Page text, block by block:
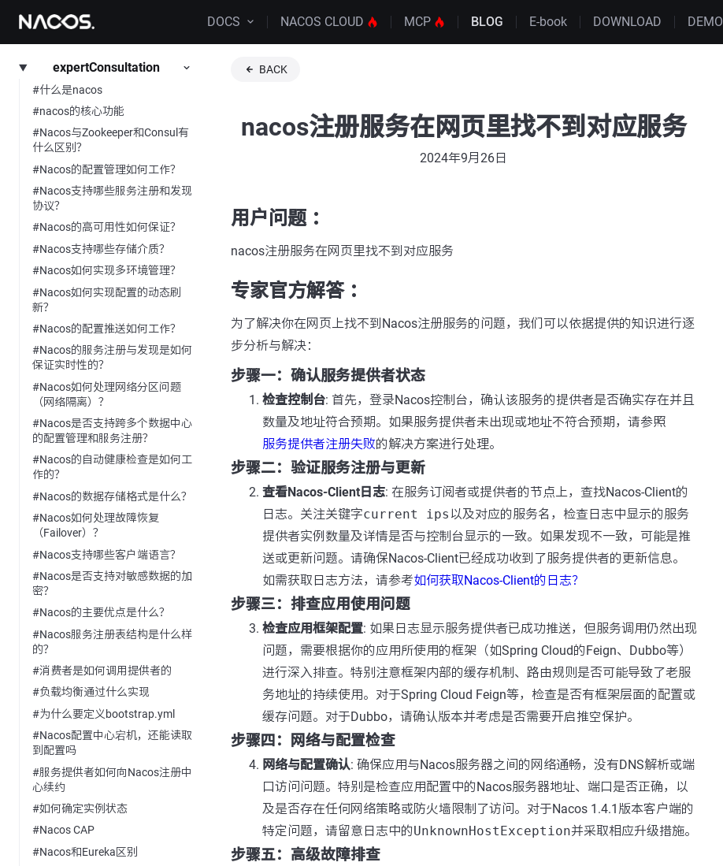
DOCS NACOS CLOUD MCP BLOG E-book DOWNLOAD DEMO
expertConsultation
#什么是nacos
#nacos的核心功能
#Nacos与Zookeeper和Consul有
什么区别？
#Nacos的配置管理如何工作？
#Nacos支持哪些服务注册和发现
协议？
#Nacos的高可用性如何保证？
#Nacos支持哪些存储介质？
#Nacos如何实现多环境管理？
#Nacos如何实现配置的动态刷
新？
#Nacos的配置推送如何工作？
#Nacos的服务注册与发现是如何
保证实时性的？
#Nacos如何处理网络分区问题
（网络隔离）？
#Nacos是否支持跨多个数据中心
的配置管理和服务注册？
#Nacos的自动健康检查是如何工
作的？
#Nacos的数据存储格式是什么？
#Nacos如何处理故障恢复
（Failover）？
#Nacos支持哪些客户端语言？
#Nacos是否支持对敏感数据的加
密？
#Nacos的主要优点是什么？
#Nacos服务注册表结构是什么样
的？
#消费者是如何调用提供者的
#负载均衡通过什么实现
#为什么要定义bootstrap.yml
#Nacos配置中心宕机，还能读取
到配置吗
#服务提供者如何向Nacos注册中
心续约
#如何确定实例状态
#Nacos CAP
#Nacos和Eureka区别
BACK
nacos注册服务在网页里找不到对应服务
2024年9月26日
用户问题 ：
nacos注册服务在网页里找不到对应服务
专家官方解答 ：
为了解决你在网页上找不到Nacos注册服务的问题，我们可以依据提供的知识进行逐
步分析与解决：
步骤一：确认服务提供者状态
检查控制台: 首先，登录Nacos控制台，确认该服务的提供者是否确实存在并且
数量及地址符合预期。如果服务提供者未出现或地址不符合预期，请参照
服务提供者注册失败的解决方案进行处理。
步骤二：验证服务注册与更新
查看Nacos-Client日志: 在服务订阅者或提供者的节点上，查找Nacos-Client的
日志。关注关键字current ips 以及对应的服务名，检查日志中显示的服务
提供者实例数量及详情是否与控制台显示的一致。如果发现不一致，可能是推
送或更新问题。请确保Nacos-Client已经成功收到了服务提供者的更新信息。
如需获取日志方法，请参考如何获取Nacos-Client的日志？
步骤三：排查应用使用问题
检查应用框架配置: 如果日志显示服务提供者已成功推送，但服务调用仍然出现
问题，需要根据你的应用所使用的框架（如Spring Cloud的Feign、Dubbo等）
进行深入排查。特别注意框架内部的缓存机制、路由规则是否可能导致了老服
务地址的持续使用。对于Spring Cloud Feign等，检查是否有框架层面的配置或
缓存问题。对于Dubbo，请确认版本并考虑是否需要开启推空保护。
步骤四：网络与配置检查
网络与配置确认: 确保应用与Nacos服务器之间的网络通畅，没有DNS解析或端
口访问问题。特别是检查应用配置中的Nacos服务器地址、端口是否正确，以
及是否存在任何网络策略或防火墙限制了访问。对于Nacos 1.4.1版本客户端的
特定问题，请留意日志中的UnknownHostException并采取相应升级措施。
步骤五：高级故障排查